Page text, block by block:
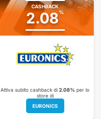
CASHBACK
2.08%
Attiva subito cashback di2.08% per lo
store di
EURONICS